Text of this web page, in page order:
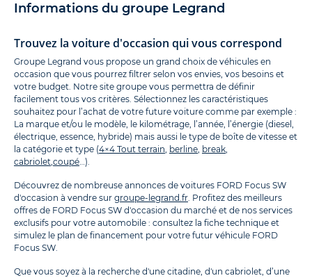
Informations du groupe Legrand
Trouvez la voiture d'occasion qui vous correspond
Groupe Legrand vous propose un grand choix de véhicules en
occasion que vous pourrez filtrer selon vos envies, vos besoins et
votre budget. Notre site groupe vous permettra de définir
facilement tous vos critères. Sélectionnez les caractéristiques
souhaitez pour l’achat de votre future voiture comme par exemple :
La marque et/ou le modèle, le kilométrage, l’année, l’énergie (diesel,
électrique, essence, hybride) mais aussi le type de boîte de vitesse et
la catégorie et type (4×4 Tout terrain, berline, break,
cabriolet,coupé…).
Découvrez de nombreuse annonces de voitures FORD Focus SW
d'occasion à vendre sur groupe-legrand.fr. Profitez des meilleurs
offres de FORD Focus SW d'occasion du marché et de nos services
exclusifs pour votre automobile : consultez la fiche technique et
simulez le plan de financement pour votre futur véhicule FORD
Focus SW.
Que vous soyez à la recherche d'une citadine, d'un cabriolet, d’une